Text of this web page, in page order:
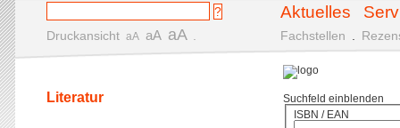
Aktuelles
Druckansicht aA aA aA Fachstellen
Suchfeld einblenden
ISBN / EAN
Literatur